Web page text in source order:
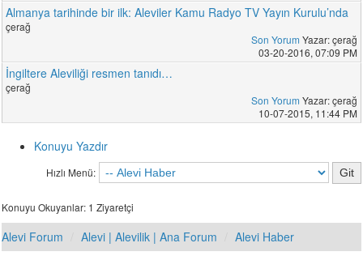
Almanya tarihinde bir ilk: Aleviler Kamu Radyo TV Yayın Kurulu’nda
çerağ
Son Yorum Yazar: çerağ
03-20-2016, 07:09 PM
İngiltere Aleviliği resmen tanıdı…
çerağ
Son Yorum Yazar: çerağ
10-07-2015, 11:44 PM
Konuyu Yazdır
Hızlı Menü:
Konuyu Okuyanlar: 1 Ziyaretçi
Alevi Forum Alevi | Alevilik | Ana Forum Alevi Haber